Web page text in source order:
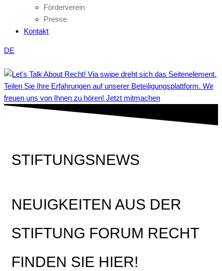
Förderverein
Presse
Kontakt
DE
Teilen Sie Ihre Erfahrungen auf unserer Beteiligungsplattform. Wir
freuen uns von Ihnen zu hören! Jetzt mitmachen
STIFTUNGSNEWS
NEUIGKEITEN AUS DER
STIFTUNG FORUM RECHT
FINDEN SIE HIER!